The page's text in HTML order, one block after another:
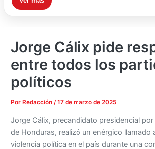
Jorge Cálix pide
entre todos los
políticos
Por Redacción/17 de marzo de 2025
Jorge Cálix, precandidato presidencial por
de Honduras, realizó un enérgico llamado
violencia política en el país durante una